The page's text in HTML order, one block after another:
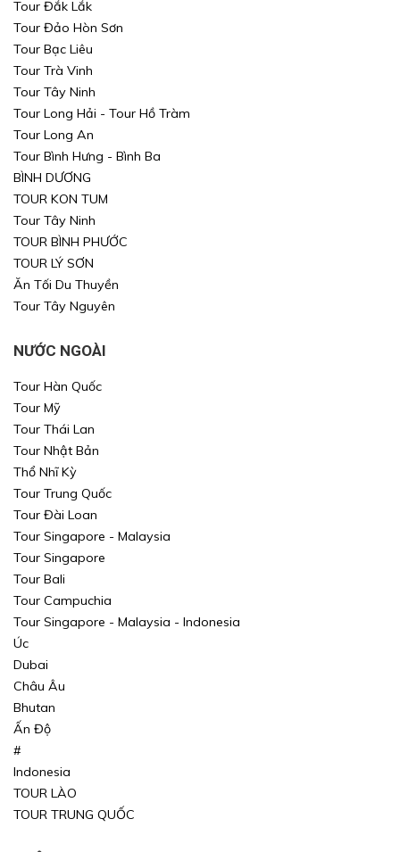
Tour Đắk Lắk
Tour Đảo Hòn Sơn
Tour Bạc Liêu
Tour Trà Vinh
Tour Tây Ninh
Tour Long Hải - Tour Hồ Tràm
Tour Long An
Tour Bình Hưng - Bình Ba
BÌNH DƯƠNG
TOUR KON TUM
Tour Tây Ninh
TOUR BÌNH PHƯỚC
TOUR LÝ SƠN
Ăn Tối Du Thuyền
Tour Tây Nguyên
NƯỚC NGOÀI
Tour Hàn Quốc
Tour Mỹ
Tour Thái Lan
Tour Nhật Bản
Thổ Nhĩ Kỳ
Tour Trung Quốc
Tour Đài Loan
Tour Singapore - Malaysia
Tour Singapore
Tour Bali
Tour Campuchia
Tour Singapore - Malaysia - Indonesia
Úc
Dubai
Châu Âu
Bhutan
Ấn Độ
#
Indonesia
TOUR LÀO
TOUR TRUNG QUỐC